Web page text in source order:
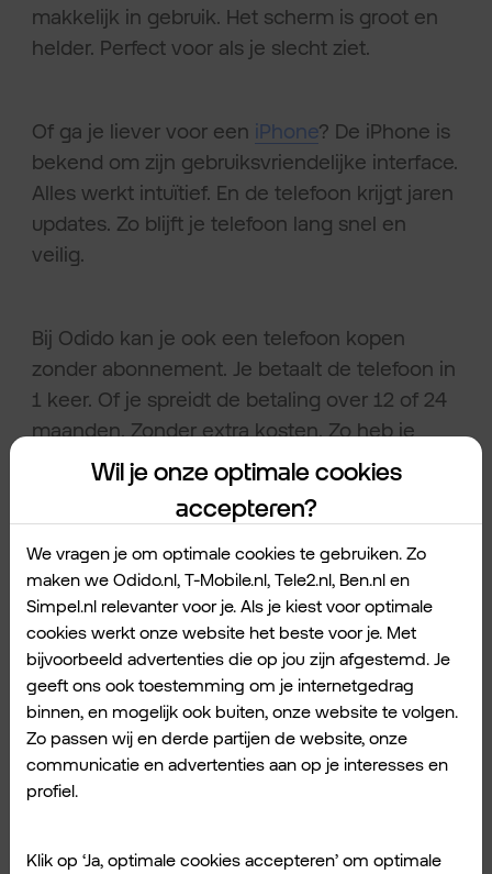
makkelijk in gebruik. Het scherm is groot en
helder. Perfect voor als je slecht ziet.
Of ga je liever voor een iPhone? De iPhone is
bekend om zijn gebruiksvriendelijke interface.
Alles werkt intuïtief. En de telefoon krijgt jaren
updates. Zo blijft je telefoon lang snel en
veilig.
Bij Odido kan je ook een telefoon kopen
zonder abonnement. Je betaalt de telefoon in
1 keer. Of je spreidt de betaling over 12 of 24
maanden. Zonder extra kosten. Zo heb je
altijd de nieuwste telefoon voor een eerlijke
Sim Only voor 50+: de
beste keuze.
Een Sim Only abonnement is voor 50+
plussers vaak de slimste keuze. Je bent
mobiel bereikbaar voor een laag
maandbedrag. Je kiest zelf je telefoon. En je
past je bundel makkelijk aan als je verbruik
Wil je onze optimale cookies
accepteren?
We vragen je om optimale cookies te gebruiken. Zo
maken we Odido.nl, T-Mobile.nl, Tele2.nl, Ben.nl en
Simpel.nl relevanter voor je. Als je kiest voor optimale
cookies werkt onze website het beste voor je. Met
bijvoorbeeld advertenties die op jou zijn afgestemd. Je
geeft ons ook toestemming om je internetgedrag
binnen, en mogelijk ook buiten, onze website te volgen.
Zo passen wij en derde partijen de website, onze
communicatie en advertenties aan op je interesses en
profiel.
Klik op ‘Ja, optimale cookies accepteren’ om optimale